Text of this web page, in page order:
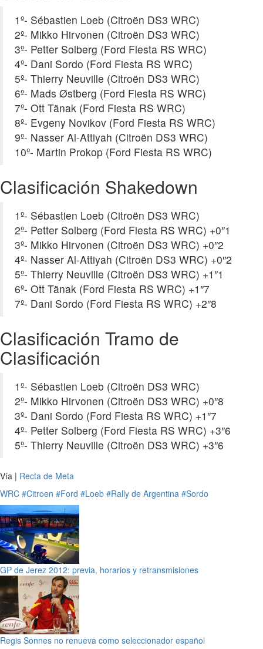
1º- Sébastien Loeb (Citroën DS3 WRC)
2º- Mikko Hirvonen (Citroën DS3 WRC)
3º- Petter Solberg (Ford Fiesta RS WRC)
4º- Dani Sordo (Ford Fiesta RS WRC)
5º- Thierry Neuville (Citroën DS3 WRC)
6º- Mads Østberg (Ford Fiesta RS WRC)
7º- Ott Tänak (Ford Fiesta RS WRC)
8º- Evgeny Novikov (Ford Fiesta RS WRC)
9º- Nasser Al-Attiyah (Citroën DS3 WRC)
10º- Martin Prokop (Ford Fiesta RS WRC)
Clasificación Shakedown
1º- Sébastien Loeb (Citroën DS3 WRC)
2º- Petter Solberg (Ford Fiesta RS WRC) +0″1
3º- Mikko Hirvonen (Citroën DS3 WRC) +0″2
4º- Nasser Al-Attiyah (Citroën DS3 WRC) +0″2
5º- Thierry Neuville (Citroën DS3 WRC) +1″1
6º- Ott Tänak (Ford Fiesta RS WRC) +1″7
7º- Dani Sordo (Ford Fiesta RS WRC) +2″8
Clasificación Tramo de
Clasificación
1º- Sébastien Loeb (Citroën DS3 WRC)
2º- Mikko Hirvonen (Citroën DS3 WRC) +0″8
3º- Dani Sordo (Ford Fiesta RS WRC) +1″7
4º- Petter Solberg (Ford Fiesta RS WRC) +3″6
5º- Thierry Neuville (Citroën DS3 WRC) +3″6
Vía | Recta de Meta
WRC #Citroen #Ford #Loeb #Rally de Argentina #Sordo
GP de Jerez 2012: previa, horarios y retransmisiones
Regis Sonnes no renueva como seleccionador español